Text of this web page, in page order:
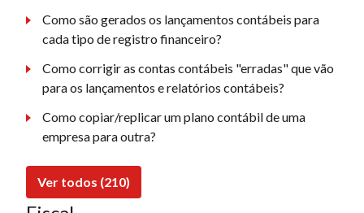
Como são gerados os lançamentos contábeis para
cada tipo de registro financeiro?
Como corrigir as contas contábeis "erradas" que vão
para os lançamentos e relatórios contábeis?
Como copiar/replicar um plano contábil de uma
empresa para outra?
Ver todos (210)